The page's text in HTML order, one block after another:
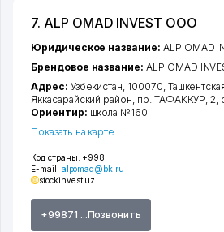
7. ALP OMAD INVEST ООО
Код страны: +998
E-mail: alpomad@bk.ru
stockinvest.uz
+99871 ...Позвонить
Юридическое название: ALP OMAD
Брендовое название: ALP OMAD
Адрес: Узбекистан, 100070,
Яккасарайский район, пр. ТАФАККУР, 2,
Ориентир: школа №160
Показать на карте